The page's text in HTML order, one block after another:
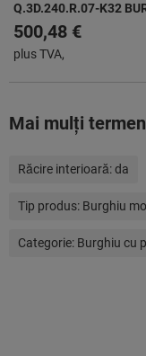
Q.3D.240.R.07-K32
CU INSERȚIE
500,48 €
plus TVA,
Mai mulţi
Răcire interioară:da
Tip produs: Burghiu
Categorie: Burghiu cu